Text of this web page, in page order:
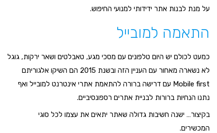
על מנת לבנות אתר ידידותי למנועי החיפוש.
התאמה למובייל
כמעט לכולם יש היום טלפונים עם מסכי מגע, טאבלטים ושאר ירקות, גוגל
לא נשארה מאחור עם העניין הזה ובשנת 2015 הם השיקו אלגוריתם
Mobile first עם דרישה ברורה להתאמת אתרי אינטרנט למובייל ואף
נתנו הנחיות ברורות לבניית אתרים רספונסיביים.
בקיצור… ישנה חשיבות גדולה שאתר יתאים את עצמו לכל סוגי
המכשירים.